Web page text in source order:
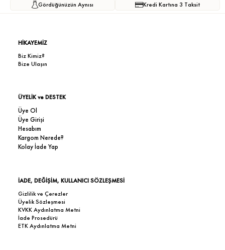
Gördüğünüzün Aynısı
Kredi Kartına 3 Taksit
HİKAYEMİZ
Biz Kimiz?
Bize Ulaşın
ÜYELİK ve DESTEK
Üye Ol
Üye Girişi
Hesabım
Kargom Nerede?
Kolay İade Yap
İADE, DEĞİŞİM, KULLANICI SÖZLEŞMESİ
Gizlilik ve Çerezler
Üyelik Sözleşmesi
KVKK Aydınlatma Metni
İade Prosedürü
ETK Aydınlatma Metni